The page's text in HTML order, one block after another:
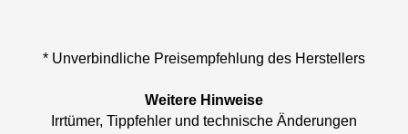
* Unverbindliche Preisempfehlung des Herstellers
Weitere Hinweise
Irrtümer, Tippfehler und technische Änderungen